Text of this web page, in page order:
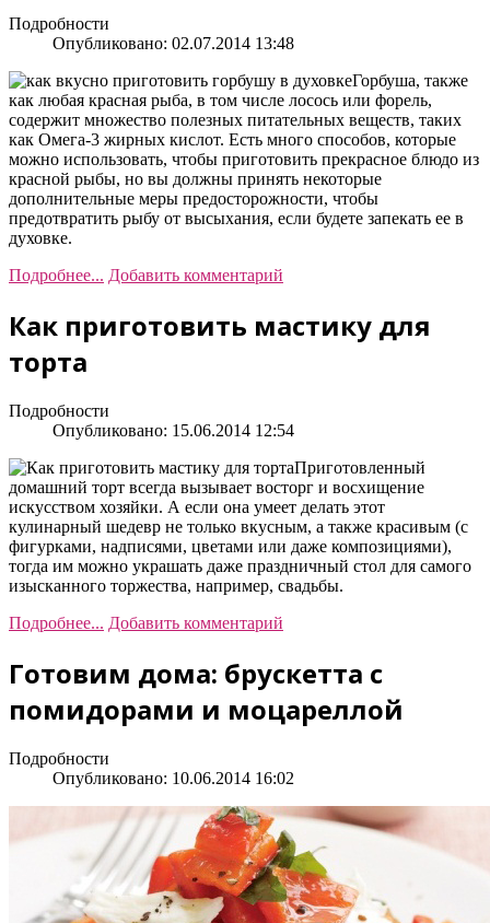
Подробности
Опубликовано: 02.07.2014 13:48
Горбуша, также
как любая красная рыба, в том числе лосось или форель,
содержит множество полезных питательных веществ, таких
как Омега-3 жирных кислот. Есть много способов, которые
можно использовать, чтобы приготовить прекрасное блюдо из
красной рыбы, но вы должны принять некоторые
дополнительные меры предосторожности, чтобы
предотвратить рыбу от высыхания, если будете запекать ее в
духовке.
Подробнее... Добавить комментарий
Как приготовить мастику для
торта
Подробности
Опубликовано: 15.06.2014 12:54
Приготовленный
домашний торт всегда вызывает восторг и восхищение
искусством хозяйки. А если она умеет делать этот
кулинарный шедевр не только вкусным, а также красивым (с
фигурками, надписями, цветами или даже композициями),
тогда им можно украшать даже праздничный стол для самого
изысканного торжества, например, свадьбы.
Подробнее... Добавить комментарий
Готовим дома: брускетта с
помидорами и моцареллой
Подробности
Опубликовано: 10.06.2014 16:02